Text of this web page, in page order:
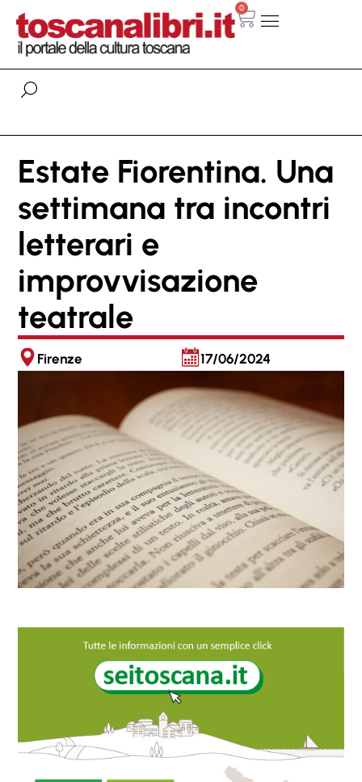
0
Estate Fiorentina. Una
settimana tra incontri
letterari e
improvvisazione
teatrale
Firenze 17/06/2024